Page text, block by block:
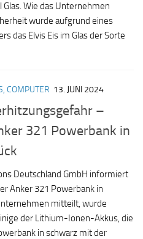
Wie das Unternehmen
wurde aufgrund eines
das Elvis Eis im Glas der Sorte
COMPUTER 13. JUNI 2024
–
321 Powerbank in
Deutschland GmbH informiert
Anker 321 Powerbank in
mitteilt, wurde
der Lithium-Ionen-Akkus, die
in schwarz mit der